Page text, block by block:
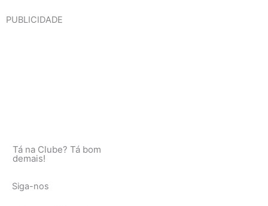
PUBLICIDADE
Tá na Clube? Tá bom
demais!
Siga-nos